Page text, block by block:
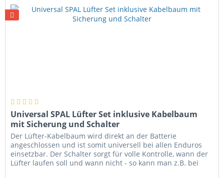
Universal SPAL Lüfter Set inklusive Kabelbaum
mit Sicherung und Schalter
Der Lüfter-Kabelbaum wird direkt an der Batterie
angeschlossen und ist somit universell bei allen Enduros
einsetzbar. Der Schalter sorgt für volle Kontrolle, wann der
Lüfter laufen soll und wann nicht - so kann man z.B. bei